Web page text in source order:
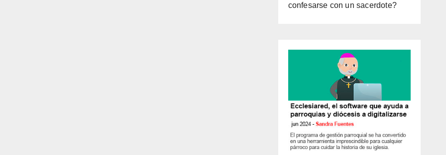
confesarse con un sacerdote?